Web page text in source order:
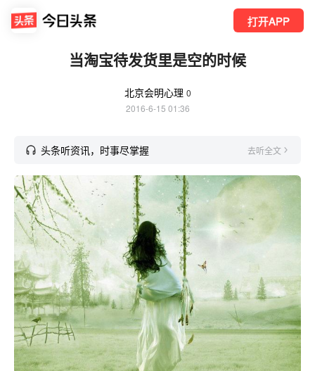
打开APP
当淘宝待发货里是空的时候
北京会明心理 0
2016-6-15 01:36
头条听资讯，时事尽掌握 去听全文